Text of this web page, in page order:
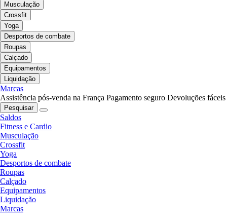
Musculação
Crossfit
Yoga
Desportos de combate
Roupas
Calçado
Equipamentos
Liquidação
Marcas
Assistência pós-venda na França Pagamento seguro Devoluções fáceis
Pesquisar
Saldos
Fitness e Cardio
Musculação
Crossfit
Yoga
Desportos de combate
Roupas
Calçado
Equipamentos
Liquidação
Marcas